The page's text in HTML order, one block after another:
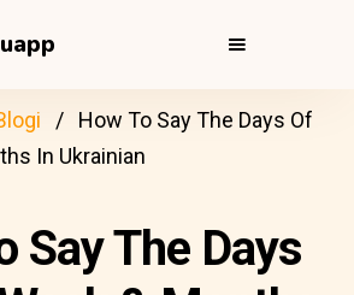
How To Say The Days Of
In Ukrainian
Say The Days